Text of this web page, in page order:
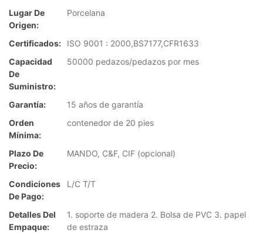
Lugar De
Origen:
Porcelana
Certificados:
ISO 9001 : 2000,BS7177,CFR1633
Capacidad
De
Suministro:
50000 pedazos/pedazos por mes
Garantía:
15 años de garantía
Orden
Mínima:
contenedor de 20 pies
Plazo De
Precio:
MANDO, C&F, CIF (opcional)
Condiciones
De Pago:
L/C T/T
Detalles Del
Empaque:
1. soporte de madera 2. Bolsa de PVC 3. papel
de estraza